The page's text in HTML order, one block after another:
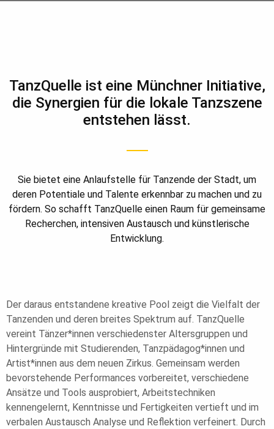
TanzQuelle ist eine Münchner Initiative,
die Synergien für die lokale Tanzszene
entstehen lässt.
Sie bietet eine Anlaufstelle für Tanzende der Stadt, um
deren Potentiale und Talente erkennbar zu machen und zu
fördern. So schafft TanzQuelle einen Raum für gemeinsame
Recherchen, intensiven Austausch und künstlerische
Entwicklung.
Der daraus entstandene kreative Pool zeigt die Vielfalt der
Tanzenden und deren breites Spektrum auf. TanzQuelle
vereint Tänzer*innen verschiedenster Altersgruppen und
Hintergründe mit Studierenden, Tanzpädagog*innen und
Artist*innen aus dem neuen Zirkus. Gemeinsam werden
bevorstehende Performances vorbereitet, verschiedene
Ansätze und Tools ausprobiert, Arbeitstechniken
kennengelernt, Kenntnisse und Fertigkeiten vertieft und im
verbalen Austausch Analyse und Reflektion verfeinert. Durch